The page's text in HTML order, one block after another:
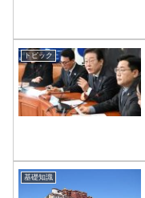
トピック
基礎知識